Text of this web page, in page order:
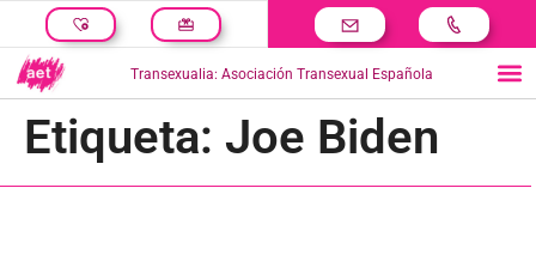
Transexualia: Asociación Transexual Española
Etiqueta: Joe Biden